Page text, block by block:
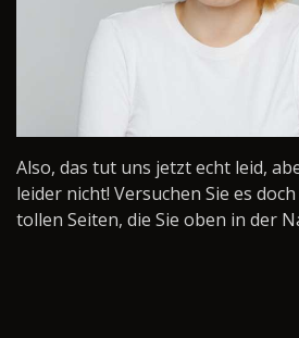
Also, das tut uns jetzt echt leid,
leider nicht! Versuchen Sie es
tollen Seiten, die Sie oben in der